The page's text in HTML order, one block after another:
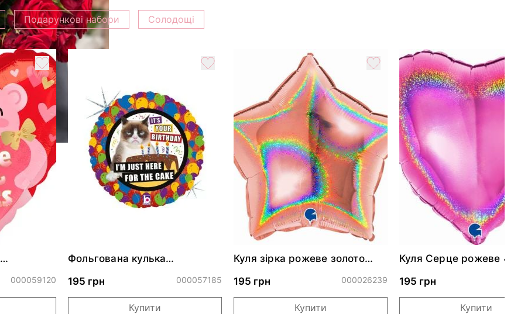
Подарункові набори Солодощі
000059120
Фольгована кулька
ДР"
195 грн 000057185
Купити
Куля зірка рожеве золото
195 грн
000026239
Купити
Куля Серце рожеве
195 грн
Купити